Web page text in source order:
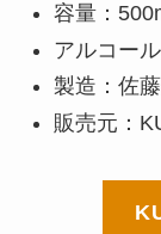
容量：
アルコー
製造：佐
販売元：